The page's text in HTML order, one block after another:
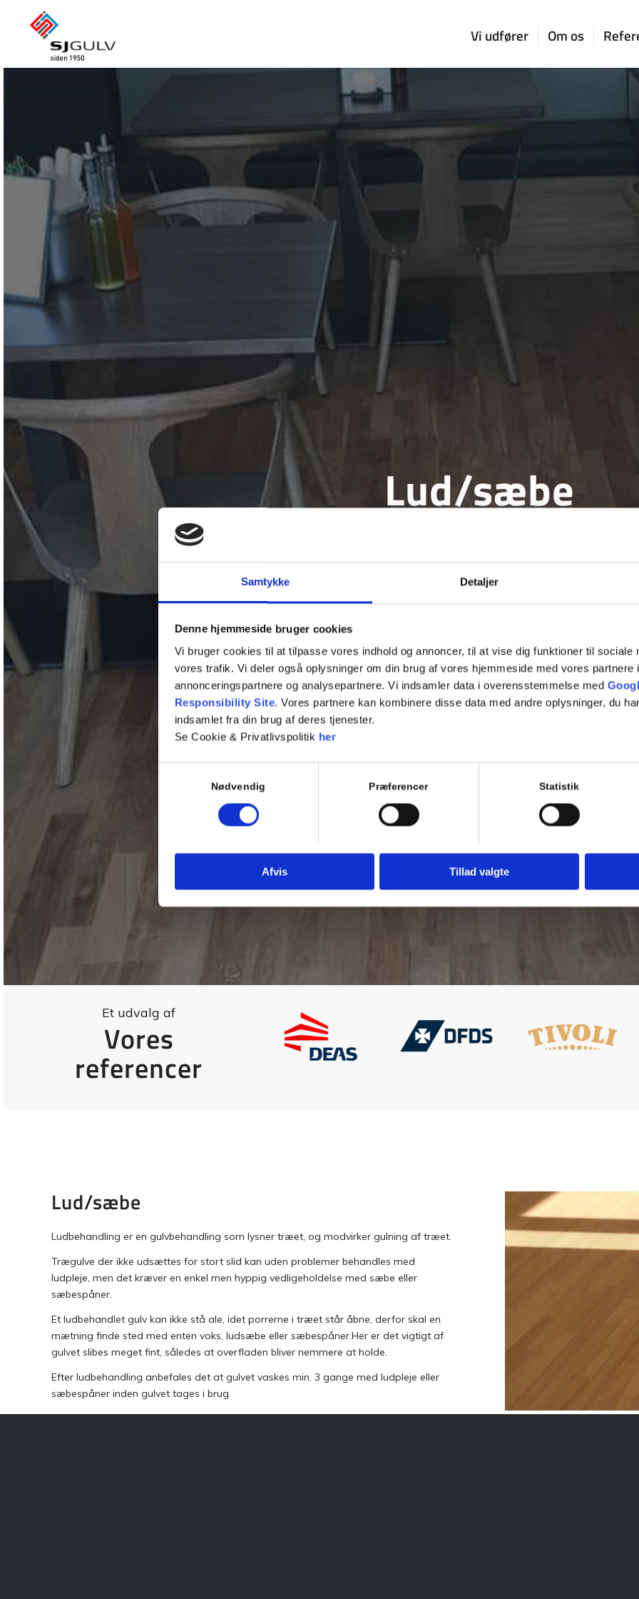
Samtykke Detaljer
Denne hjemmeside bruger cookies
Vi bruger cookies til at tilpasse vores indhold og annoncer, til at vise dig funktioner til sociale
vores trafik. Vi deler også oplysninger om din brug af vores hjemmeside med vores partnere
annonceringspartnere og analysepartnere. Vi indsamler data i overensstemmelse med
Responsibility Site. Vores partnere kan kombinere disse data med andre oplysninger, du
indsamlet fra din brug af deres tjenester.
Se Cookie & Privatlivspolitik her
Nødvendig Præferencer Statistik
Afvis Tillad valgte
Vi udfører Om os
Lud/sæbe
Kontakt os 70 50 52 52
Et udvalg af
Vores
referencer
Lud/sæbe
Ludbehandling er en gulvbehandling som lysner træet, og modvirker gulning af træet.
Trægulve der ikke udsættes for stort slid kan uden problemer behandles med
ludpleje, men det kræver en enkel men hyppig vedligeholdelse med sæbe eller
sæbespåner.
​Et ludbehandlet gulv kan ikke stå ale, idet porrerne i træet står åbne, derfor skal en
mætning finde sted med enten voks, ludsæbe eller sæbespåner.​Her er det vigtigt af
gulvet slibes meget fint, således at overfladen bliver nemmere at holde.
Efter ludbehandling anbefales det at gulvet vaskes min. 3 gange med ludpleje eller
sæbespåner inden gulvet tages i brug.​